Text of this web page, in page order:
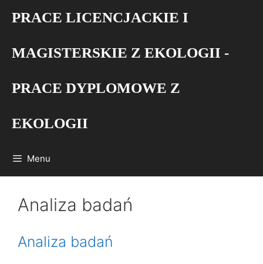
PRACE LICENCJACKIE I
MAGISTERSKIE Z EKOLOGII -
PRACE DYPLOMOWE Z
EKOLOGII
Menu
Analiza badań
Analiza badań